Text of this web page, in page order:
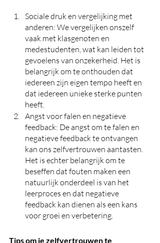
Sociale druk en vergelijking met
anderen: We vergelijken onszelf
vaak met klasgenoten en
medestudenten, wat kan leiden tot
gevoelens van onzekerheid. Het is
belangrijk om te onthouden dat
iedereen zijn eigen tempo heeft en
dat iedereen unieke sterke punten
heeft.
Angst voor falen en negatieve
feedback: De angst om te falen en
negatieve feedback te ontvangen
kan ons zelfvertrouwen aantasten.
Het is echter belangrijk om te
beseffen dat fouten maken een
natuurlijk onderdeel is van het
leerproces en dat negatieve
feedback kan dienen als een kans
voor groei en verbetering.
Tips om je zelfvertrouwen te